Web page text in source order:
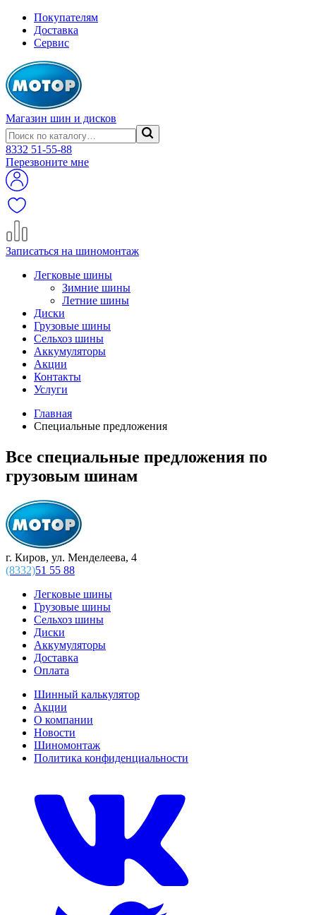
Покупателям
Доставка
Сервис
Магазин шин и дисков
8332 51-55-88
Перезвоните мне
Записаться на шиномонтаж
Легковые шины
Зимние шины
Летние шины
Диски
Грузовые шины
Сельхоз шины
Аккумуляторы
Акции
Контакты
Услуги
Главная
Специальные предложения
Все специальные предложения по
грузовым шинам
г. Киров, ул. Менделеева, 4
(8332)51 55 88
Легковые шины
Грузовые шины
Сельхоз шины
Диски
Аккумуляторы
Доставка
Оплата
Шинный калькулятор
Акции
О компании
Новости
Шиномонтаж
Политика конфиденциальности